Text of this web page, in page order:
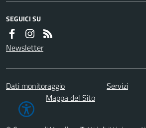
SEGUICI SU
Newsletter
Dati monitoraggio Servizi
Mappa del Sito